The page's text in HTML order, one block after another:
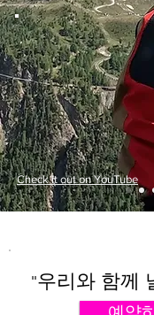
Check it out on YouTube
"우리와 함께